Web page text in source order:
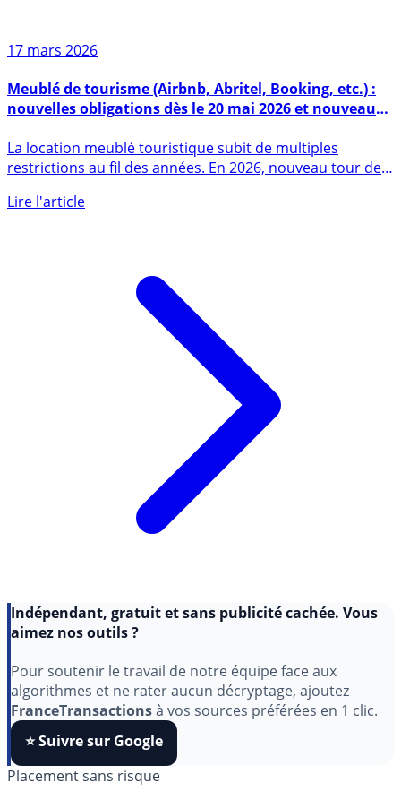
17 mars 2026
nouvelles obligations dès le 20 mai 2026 et nouveaux
changements fiscaux
restrictions au fil des années. En 2026, nouveau tour de
aimez nos outils ?
Pour soutenir le travail de notre équipe face aux
algorithmes et ne rater aucun décryptage, ajoutez
FranceTransactionsà vos sources préférées en 1 clic.
⭐️ Suivre sur Google